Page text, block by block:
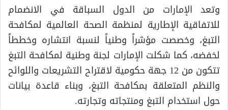
وتعد الإمارات من الدول السباقة في الانضمام
للاتفاقية الإطارية لمنظمة الصحة العالمية لمكافحة
التبغ، وخصصت مؤشراً وطنياً لنسبة انتشاره وخططاً
لخفضه، كما شكلت الإمارات لجنة وطنية لمكافحة التبغ
تتكون من 12 جهة حكومية لاقتراح التشريعات واللوائح
والنظم المتعلقة بمكافحة التبغ، وبناء قاعدة بيانات
حول استخدام التبغ ومنتجاته وتجارته.